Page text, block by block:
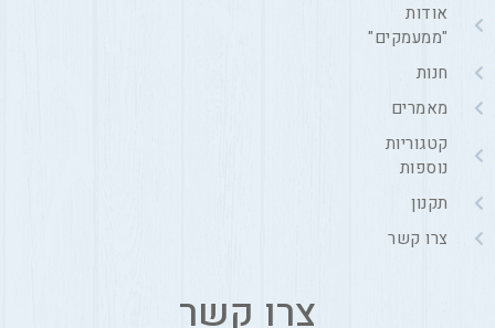
אודות
"ממעמקים"
חנות
מאמרים
קטגוריות
נוספות
תקנון
צרו קשר
צרו קשר